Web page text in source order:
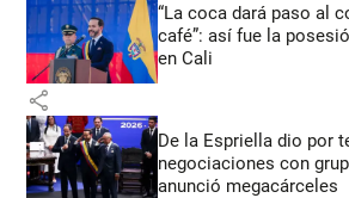
“La coca dará paso al
café”: así fue la
en Cali
share
De la Espriella dio por
negociaciones con
anunció megacárceles